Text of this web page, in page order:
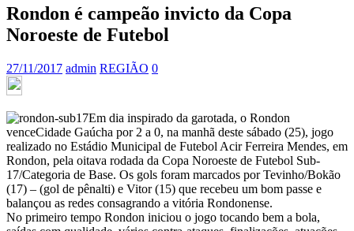
Rondon é campeão invicto da Copa
Noroeste de Futebol
27/11/2017 admin REGIÃO 0
Em dia inspirado da garotada, o Rondon
venceCidade Gaúcha por 2 a 0, na manhã deste sábado (25), jogo
realizado no Estádio Municipal de Futebol Acir Ferreira Mendes, em
Rondon, pela oitava rodada da Copa Noroeste de Futebol Sub-
17/Categoria de Base. Os gols foram marcados por Tevinho/Bokão
(17) – (gol de pênalti) e Vitor (15) que recebeu um bom passe e
balançou as redes consagrando a vitória Rondonense.
No primeiro tempo Rondon iniciou o jogo tocando bem a bola,